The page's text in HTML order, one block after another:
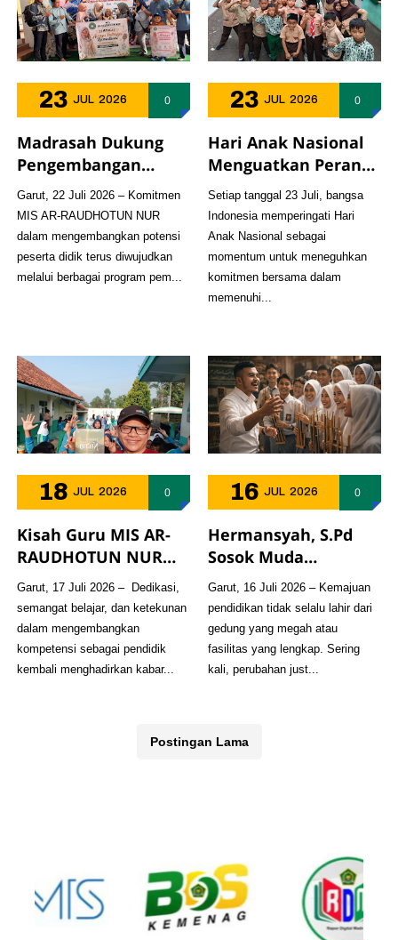
23 JUL 2026 0
Madrasah Dukung
Pengembangan
Minat dan Bakat,
Ainayya Fathiyya
Ramadhani Ikuti
Festival Penyanyi
Anak Se-Kabupaten
Garut, 22 Juli 2026 – Komitmen
MIS AR-RAUDHOTUN NUR
dalam mengembangkan potensi
peserta didik terus diwujudkan
melalui berbagai program pem...
23 JUL 2026 0
Hari Anak Nasional
Menguatkan Peran
Madrasah Mendidik
Generasi Bangsa
Setiap tanggal 23 Juli, bangsa
Indonesia memperingati Hari
Anak Nasional sebagai
momentum untuk meneguhkan
komitmen bersama dalam
memenuhi...
18 JUL 2026 0
Kisah Guru MIS AR-
RAUDHOTUN NUR
Diabadikan dalam
Buku "Inspirasi dari
Pelosok Negeri",
Bukti Semangat
Belajar yang Tak
Garut, 17 Juli 2026 – Dedikasi,
semangat belajar, dan ketekunan
dalam mengembangkan
kompetensi sebagai pendidik
kembali menghadirkan kabar...
16 JUL 2026 0
Hermansyah, S.Pd
Sosok Muda
Penggerak Madrasah
yang Mengabdikan
Diri untuk
Perubahan
Pendidikan dan
Garut, 16 Juli 2026 – Kemajuan
pendidikan tidak selalu lahir dari
gedung yang megah atau
fasilitas yang lengkap. Sering
kali, perubahan just...
Postingan Lama